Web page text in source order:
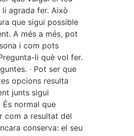
agrada fer. Això
que sigui possible
A més a més, pot
i com pots
li què vol fer.
· Pot ser que
opcions resulta
junts sigui
normal que
com a resultat del
conserva: el seu